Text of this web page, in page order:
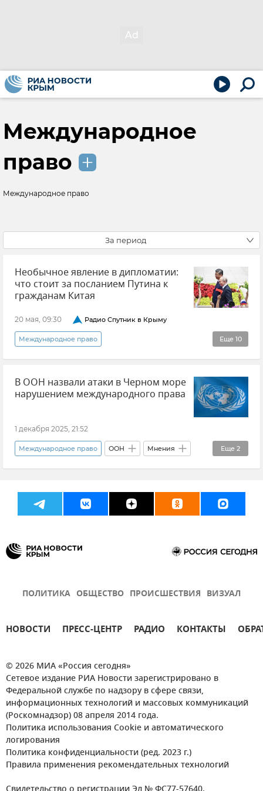
Международное
право
Международное право
За период
Необычное явление в дипломатии:
что стоит за посланием Путина к
гражданам Китая
20 мая, 09:30 Радио Спутник в Крыму
Еще 10
Международное право
Радио "Спутник в Крыму"
Вадим Колесниченко Политика
Внешняя политика Россия Китай
Дональд Трамп
В ООН назвали атаки в Черном море
нарушением международного права
1 декабря 2025, 21:52
Еще 2
Международное право ООН Мнения
Новости Черное море
ПОЛИТИКА ОБЩЕСТВО ПРОИСШЕСТВИЯ ВИЗУАЛ
НОВОСТИ ПРЕСС-ЦЕНТР РАДИО КОНТАКТЫ
© 2026 МИА «Россия сегодня»
Сетевое издание РИА Новости зарегистрировано в
Федеральной службе по надзору в сфере связи,
информационных технологий и массовых коммуникаций
(Роскомнадзор) 08 апреля 2014 года.
Политика использования Cookie и автоматического
логирования
Политика конфиденциальности (ред. 2023 г.)
Правила применения рекомендательных технологий